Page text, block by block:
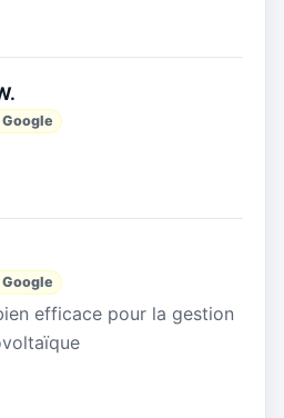
Google
Google
efficace pour la gestion